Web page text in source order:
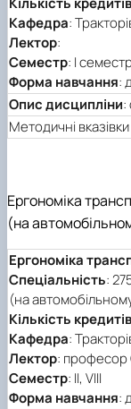
Кафедра:
Лектор:
Семестр: І
Форма навчання:
Опис дисципліни:
Методичні
Ергономіка
(на
Ергономіка
Спеціальність:
(на
Кількість кредитів
Кафедра:
Лектор:
Семестр: ІІ, VIII
Форма навчання: